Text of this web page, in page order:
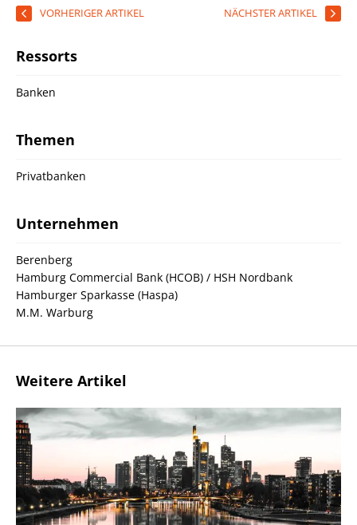
VORHERIGER ARTIKEL NÄCHSTER ARTIKEL
Ressorts
Banken
Themen
Privatbanken
Unternehmen
Berenberg
Hamburg Commercial Bank (HCOB) / HSH Nordbank
Hamburger Sparkasse (Haspa)
M.M. Warburg
Weitere Artikel